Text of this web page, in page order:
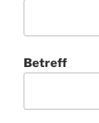
Betreff